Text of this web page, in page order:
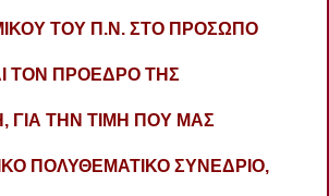
ΤΟΥ Π.Ν. ΣΤΟ ΠΡΟΣΩΠΟ
ΤΟΝ ΠΡΟΕΔΡΟ ΤΗΣ
ΓΙΑ ΤΗΝ ΤΙΜΗ ΠΟΥ ΜΑΣ
ΠΟΛΥΘΕΜΑΤΙΚΟ ΣΥΝΕΔΡΙΟ,